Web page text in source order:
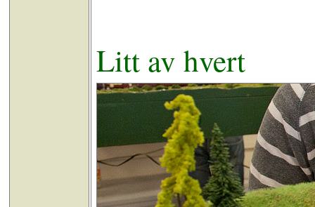
Litt av hvert